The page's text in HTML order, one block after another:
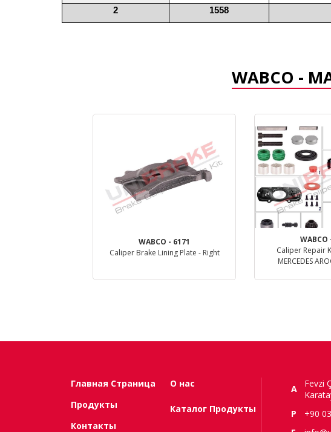
2
1558
WABCO -
WABCO - 6171
Caliper Brake Lining Plate - Right
WABCO
Caliper Repair
MERCEDES
Главная Страница
О нас
Продукты
Каталог Продукты
Контакты
A
Fevzi
P
+90